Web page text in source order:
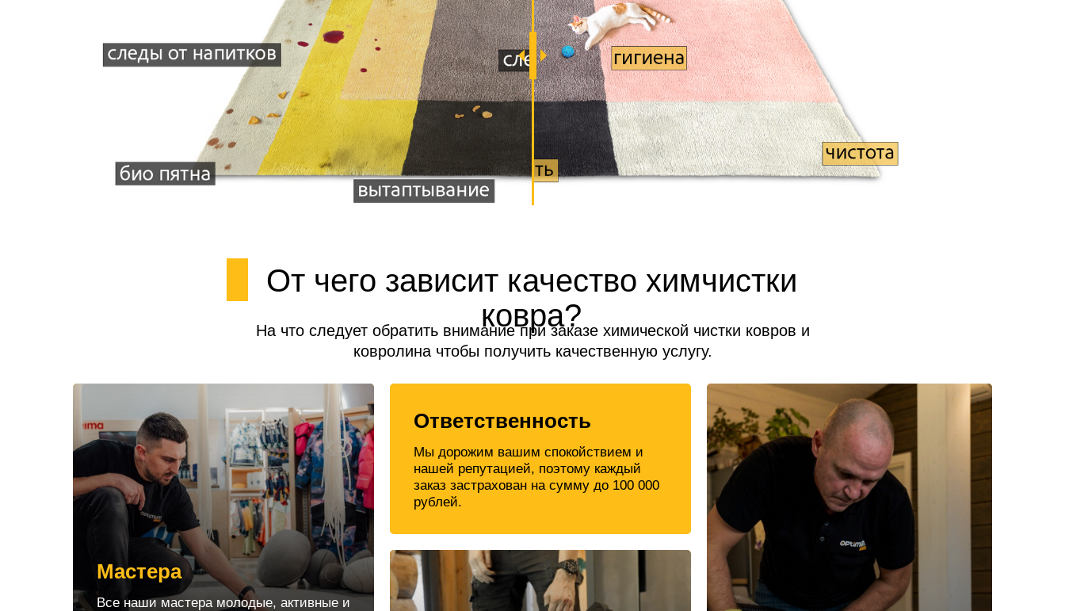
От чего зависит качество химчистки
ковра?
На что следует обратить внимание при заказе химической чистки ковров и
ковролина чтобы получить качественную услугу.
Мастера
Все наши мастера молодые, активные и
Ответственность
Мы дорожим вашим спокойствием и
нашей репутацией, поэтому каждый
заказ застрахован на сумму до 100 000
рублей.